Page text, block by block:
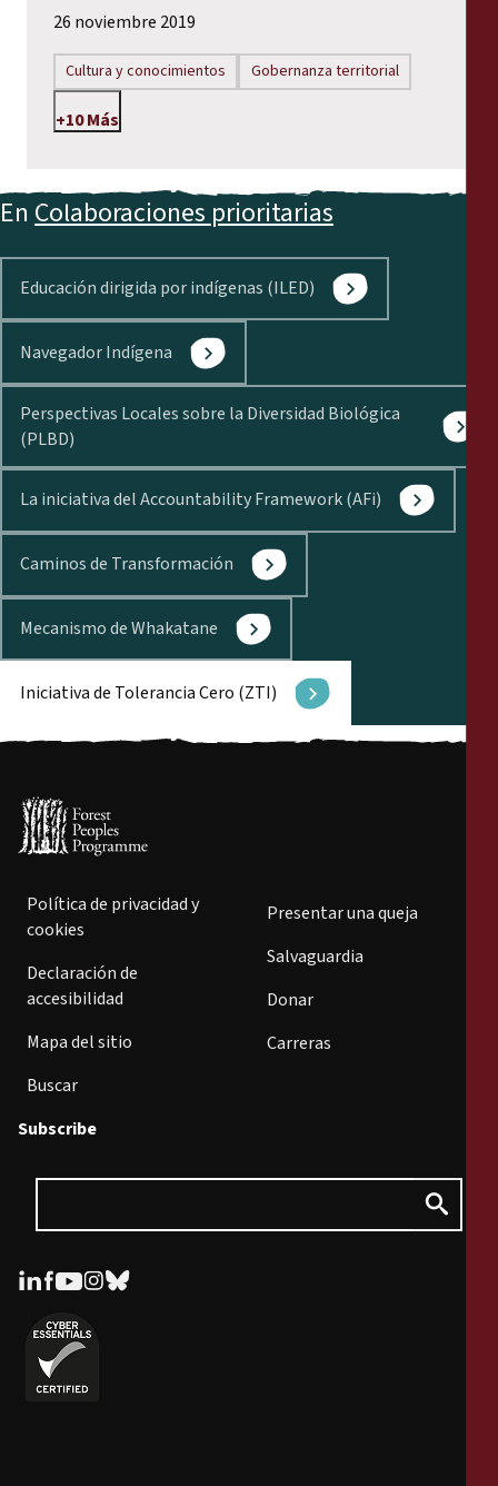
26 noviembre 2019
Cultura y conocimientos Gobernanza territorial
+10 Más
En Colaboraciones prioritarias
Educación dirigida por indígenas (ILED)
Navegador Indígena
Perspectivas Locales sobre la Diversidad Biológica
(PLBD)
La iniciativa del Accountability Framework (AFi)
Caminos de Transformación
Mecanismo de Whakatane
Iniciativa de Tolerancia Cero (ZTI)
Política de privacidad y
cookies
Declaración de
accesibilidad
Mapa del sitio
Buscar
Presentar una queja
Salvaguardia
Donar
Carreras
Subscribe